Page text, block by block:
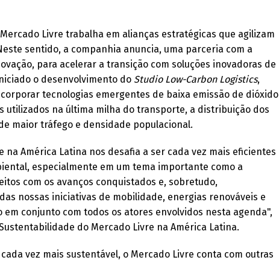
Livre trabalha em alianças estratégicas que agilizam
sentido, a companhia anuncia, uma parceria com a
para acelerar a transição com soluções inovadoras de
o desenvolvimento do Studio Low-Carbon Logistics,
tecnologias emergentes de baixa emissão de dióxido
utilizados na última milha do transporte, a distribuição dos
maior tráfego e densidade populacional.
América Latina nos desafia a ser cada vez mais eficientes
especialmente em um tema importante como a
com os avanços conquistados e, sobretudo,
nossas iniciativas de mobilidade, energias renováveis e
conjunto com todos os atores envolvidos nesta agenda",
do Mercado Livre na América Latina.
vez mais sustentável, o Mercado Livre conta com outras